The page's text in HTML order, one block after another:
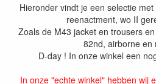
Hieronder vindt je een selectie
reenactment, wo II
Zoals de M43 jacket en trousers
82nd, airborne en
D-day ! In onze winkel een
In onze "echte winkel" hebben wij